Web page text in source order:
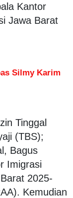
Kantor
Jawa Barat
Silmy Karim
Tinggal
(TBS);
Bagus
Imigrasi
2025-
Kemudian